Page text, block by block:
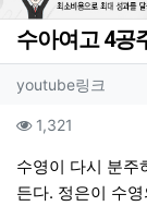
수아여고 4공
작성자 정보
youtube링크
컨텐츠 정보
1,321
본문
수영이 다시 분주
든다. 정은이 수